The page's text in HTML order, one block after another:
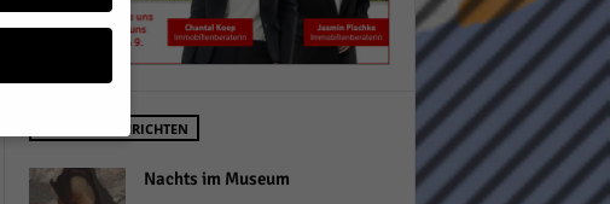
NEUSTE NACHRICHTEN
Nachts im Museum
geben